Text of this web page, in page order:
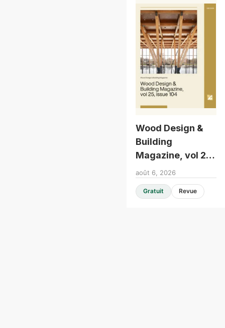
Wood Design &
Building
Magazine, vol 25,
issue 104
août 6, 2026
Gratuit Revue